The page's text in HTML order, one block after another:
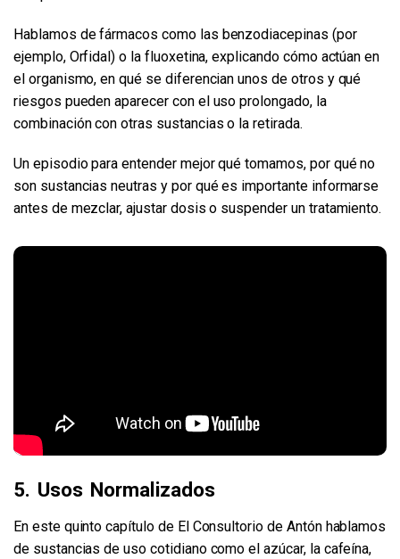
Hablamos de fármacos como las benzodiacepinas (por
ejemplo, Orfidal) o la fluoxetina, explicando cómo actúan en
el organismo, en qué se diferencian unos de otros y qué
riesgos pueden aparecer con el uso prolongado, la
combinación con otras sustancias o la retirada.
Un episodio para entender mejor qué tomamos, por qué no
son sustancias neutras y por qué es importante informarse
antes de mezclar, ajustar dosis o suspender un tratamiento.
5. Usos Normalizados
En este quinto capítulo de El Consultorio de Antón hablamos
de sustancias de uso cotidiano como el azúcar, la cafeína,